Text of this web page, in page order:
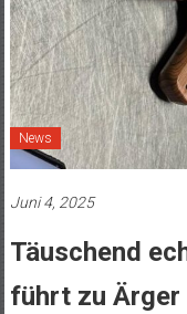
News
Juni 4, 2025
Täuschend
führt zu Ärger